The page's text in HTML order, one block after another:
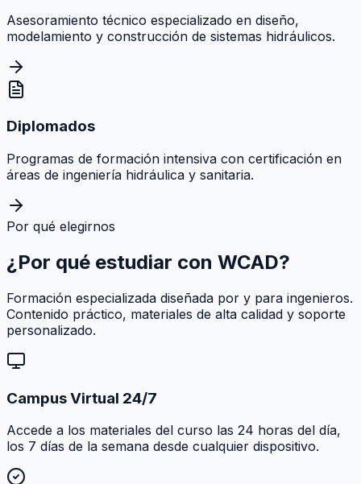
Asesoramiento técnico especializado en diseño,
modelamiento y construcción de sistemas hidráulicos.
Diplomados
Programas de formación intensiva con certificación en
áreas de ingeniería hidráulica y sanitaria.
Por qué elegirnos
¿Por qué estudiar con WCAD?
Formación especializada diseñada por y para ingenieros.
Contenido práctico, materiales de alta calidad y soporte
personalizado.
Campus Virtual 24/7
Accede a los materiales del curso las 24 horas del día,
los 7 días de la semana desde cualquier dispositivo.